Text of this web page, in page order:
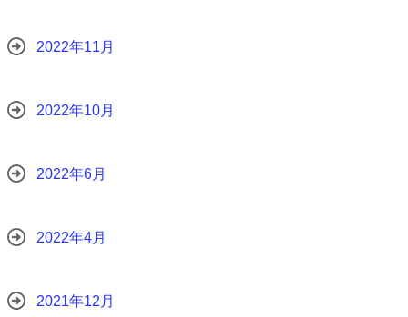
2022年11月
2022年10月
2022年6月
2022年4月
2021年12月